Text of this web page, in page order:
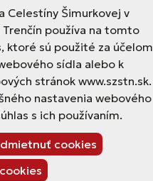
Celestíny Šimurkovej v
Trenčín používa na tomto
ktoré sú použité za účelom
sídla alebo k
stránok www.szstn.sk.
nastavenia webového
s ich používaním.
cookies